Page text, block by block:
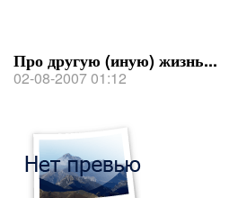
Про другую (иную) жизнь...
02-08-2007 01:12